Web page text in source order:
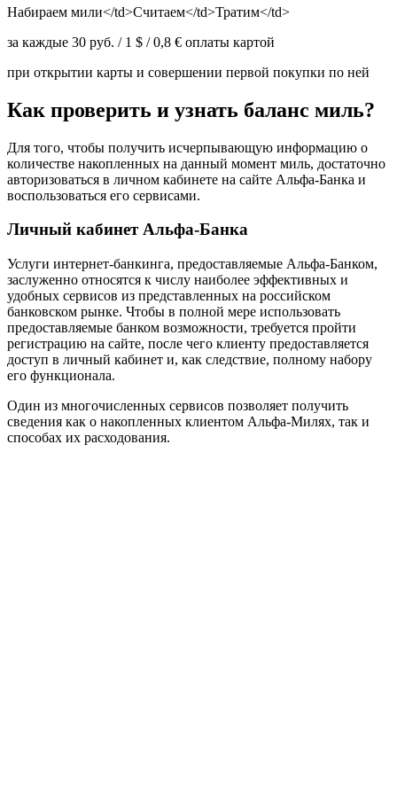
Набираем мили</td>Считаем</td>Тратим</td>
за каждые 30 руб. / 1 $ / 0,8 € оплаты картой
при открытии карты и совершении первой покупки по ней
Как проверить и узнать баланс миль?
Для того, чтобы получить исчерпывающую информацию о
количестве накопленных на данный момент миль, достаточно
авторизоваться в личном кабинете на сайте Альфа-Банка и
воспользоваться его сервисами.
Личный кабинет Альфа-Банка
Услуги интернет-банкинга, предоставляемые Альфа-Банком,
заслуженно относятся к числу наиболее эффективных и
удобных сервисов из представленных на российском
банковском рынке. Чтобы в полной мере использовать
предоставляемые банком возможности, требуется пройти
регистрацию на сайте, после чего клиенту предоставляется
доступ в личный кабинет и, как следствие, полному набору
его функционала.
Один из многочисленных сервисов позволяет получить
сведения как о накопленных клиентом Альфа-Милях, так и
способах их расходования.